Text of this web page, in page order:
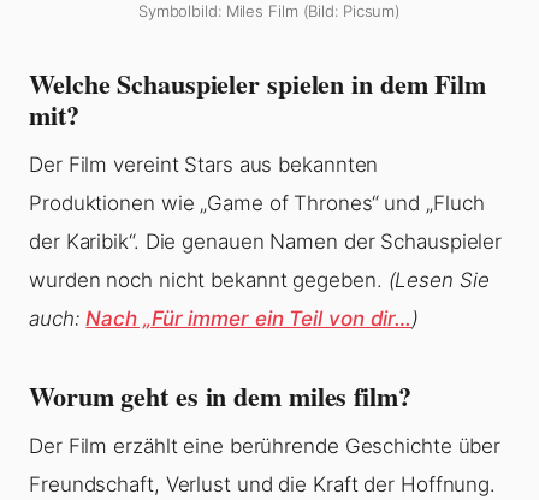
Symbolbild: Miles Film (Bild: Picsum)
Welche Schauspieler spielen in dem Film
mit?
Der Film vereint Stars aus bekannten
Produktionen wie „Game of Thrones“ und „Fluch
der Karibik“. Die genauen Namen der Schauspieler
wurden noch nicht bekannt gegeben. (Lesen Sie
auch:Nach „Für immer ein Teil von dir…)
Worum geht es in dem miles film?
Der Film erzählt eine berührende Geschichte über
Freundschaft, Verlust und die Kraft der Hoffnung.